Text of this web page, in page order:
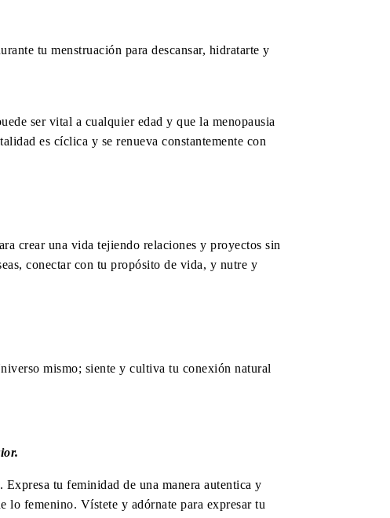
tu menstruación para descansar, hidratarte y
ser vital a cualquier edad y que la menopausia
es cíclica y se renueva constantemente con
crear una vida tejiendo relaciones y proyectos sin
conectar con tu propósito de vida, y nutre y
mismo; siente y cultiva tu conexión natural
Expresa tu feminidad de una manera autentica y
lo femenino. Vístete y adórnate para expresar tu